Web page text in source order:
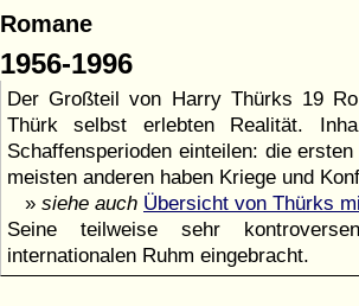
Romane
1956-1996
Der Großteil von Harry Thürks 19
Thürk selbst erlebten Realität.
Schaffensperioden einteilen: die
meisten anderen haben Kriege und
» siehe auch Übersicht von Thürks
Seine teilweise sehr
internationalen Ruhm eingebracht.